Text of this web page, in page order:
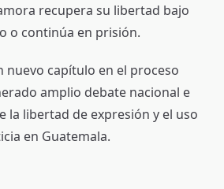
recupera su libertad bajo
o continúa en prisión.
nuevo capítulo en el proceso
amplio debate nacional e
la libertad de expresión y el uso
en Guatemala.